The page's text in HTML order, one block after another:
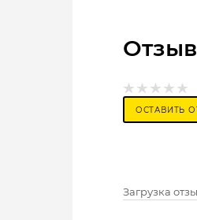
ОСТАВИТЬ
Загрузка